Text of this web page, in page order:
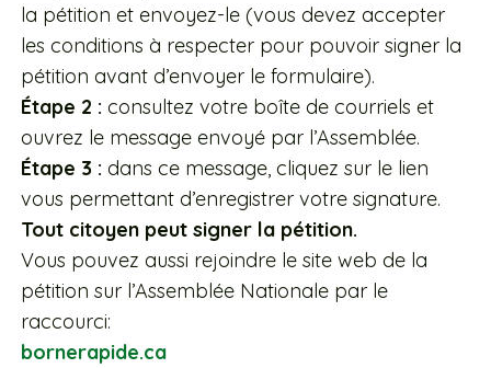
la pétition et envoyez-le (vous devez accepter
les conditions à respecter pour pouvoir signer la
pétition avant d’envoyer le formulaire).
Étape 2 : consultez votre boîte de courriels et
ouvrez le message envoyé par l’Assemblée.
Étape 3 : dans ce message, cliquez sur le lien
vous permettant d’enregistrer votre signature.
Tout citoyen peut signer la pétition.
Vous pouvez aussi rejoindre le site web de la
pétition sur l’Assemblée Nationale par le
raccourci:
bornerapide.ca